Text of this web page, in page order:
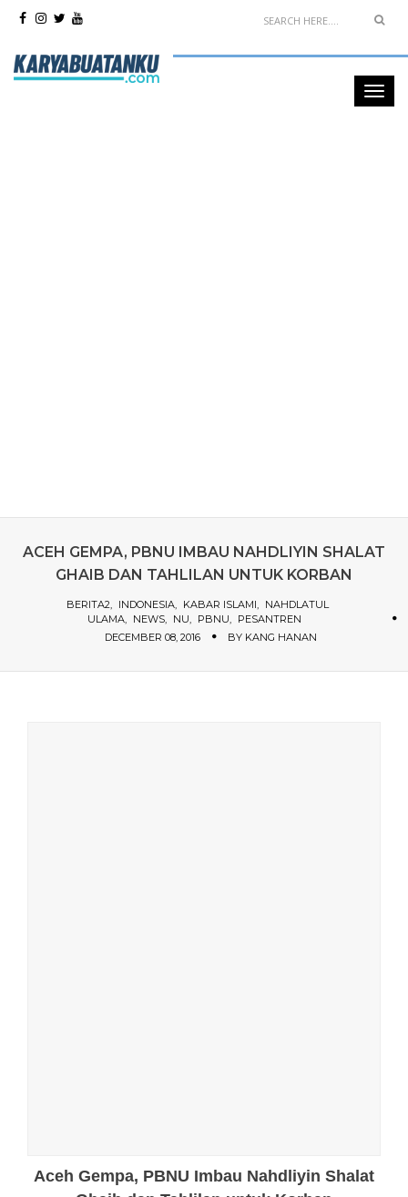
ACEH GEMPA, PBNU IMBAU NAHDLIYIN SHALAT
GHAIB DAN TAHLILAN UNTUK KORBAN
BERITA2 INDONESIA KABAR ISLAMI
NAHDLATUL
ULAMA
NEWS NU PBNU
PESANTREN
DECEMBER 08, 2016
BY KANG HANAN
Aceh Gempa, PBNU Imbau Nahdliyin Shalat